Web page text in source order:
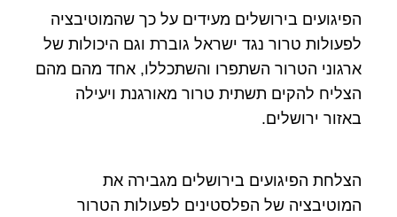
הפיגועים בירושלים מעידים על כך שהמוטיבציה
לפעולות טרור נגד ישראל גוברת וגם היכולות של
ארגוני הטרור השתפרו והשתכללו, אחד מהם מהם
הצליח להקים תשתית טרור מאורגנת ויעילה
באזור ירושלים.
הצלחת הפיגועים בירושלים מגבירה את
המוטיבציה של הפלסטינים לפעולות הטרור